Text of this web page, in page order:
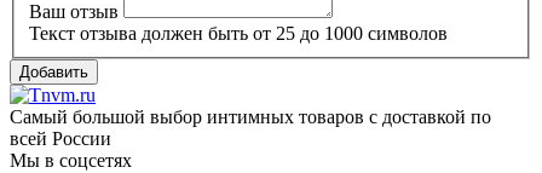
Ваш отзыв
Текст отзыва должен быть от 25 до 1000 символов
Добавить
Самый большой выбор интимных товаров с доставкой по
всей России
Мы в соцсетях